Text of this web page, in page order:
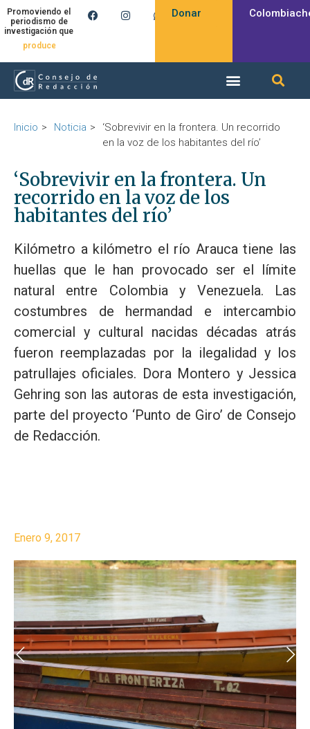
Promoviendo el
periodismo de
investigación que
produce
Donar
Inicio Noticia
‘Sobrevivir en la frontera. Un recorrido
en la voz de los habitantes del río’
‘Sobrevivir en la frontera. Un
recorrido en la voz de los
habitantes del río’
Kilómetro a kilómetro el río Arauca tiene las
huellas que le han provocado ser el límite
natural entre Colombia y Venezuela. Las
costumbres de hermandad e intercambio
comercial y cultural nacidas décadas atrás
fueron reemplazadas por la ilegalidad y los
patrullajes oficiales. Dora Montero y Jessica
Gehring son las autoras de esta investigación,
parte del proyecto ‘Punto de Giro’ de Consejo
de Redacción.
Enero 9, 2017